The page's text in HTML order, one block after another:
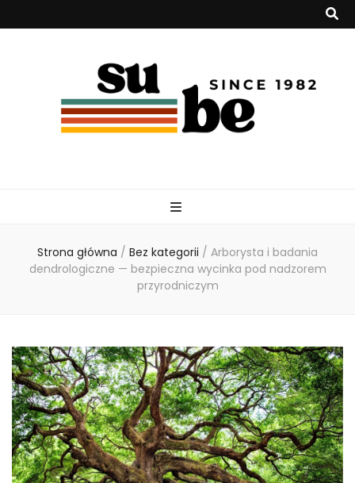
Strona główna / Bez kategorii / Arborysta i badania
dendrologiczne — bezpieczna wycinka pod nadzorem
przyrodniczym